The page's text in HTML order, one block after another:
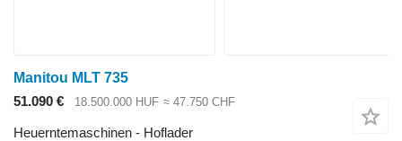
Manitou MLT 735
51.090 €
18.500.000 HUF ≈ 47.750 CHF
Heuerntemaschinen - Hoflader